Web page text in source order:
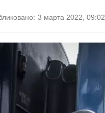
3 марта 2022, 09:02